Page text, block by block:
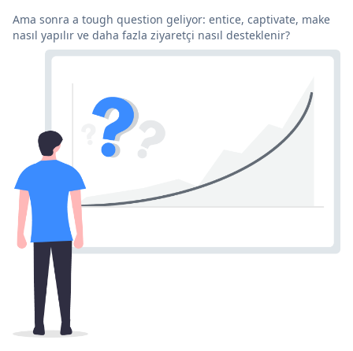
Ama sonra a tough question geliyor: entice, captivate, make
nasıl yapılır ve daha fazla ziyaretçi nasıl desteklenir?